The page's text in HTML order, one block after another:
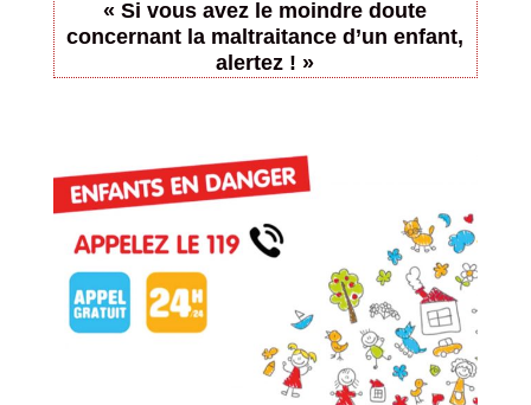
« Si vous avez le moindre doute
concernant la maltraitance d’un enfant,
alertez ! »